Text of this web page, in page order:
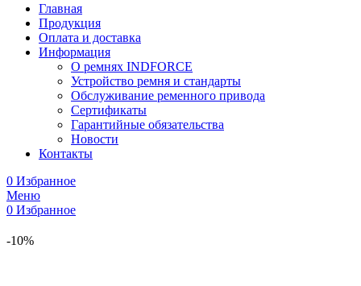
Главная
Продукция
Оплата и доставка
Информация
О ремнях INDFORCE
Устройство ремня и стандарты
Обслуживание ременного привода
Сертификаты
Гарантийные обязательства
Новости
Контакты
0 Избранное
Меню
0 Избранное
-10%